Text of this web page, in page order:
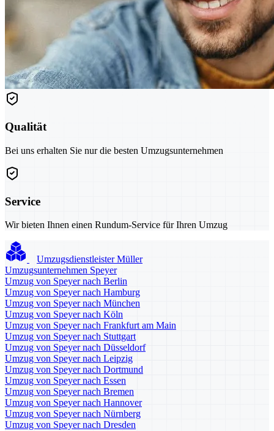
Qualität
Bei uns erhalten Sie nur die besten Umzugsunternehmen
Service
Wir bieten Ihnen einen Rundum-Service für Ihren Umzug
Umzugsdienstleister Müller
Umzugsunternehmen Speyer
Umzug von Speyer nach Berlin
Umzug von Speyer nach Hamburg
Umzug von Speyer nach München
Umzug von Speyer nach Köln
Umzug von Speyer nach Frankfurt am Main
Umzug von Speyer nach Stuttgart
Umzug von Speyer nach Düsseldorf
Umzug von Speyer nach Leipzig
Umzug von Speyer nach Dortmund
Umzug von Speyer nach Essen
Umzug von Speyer nach Bremen
Umzug von Speyer nach Hannover
Umzug von Speyer nach Nürnberg
Umzug von Speyer nach Dresden